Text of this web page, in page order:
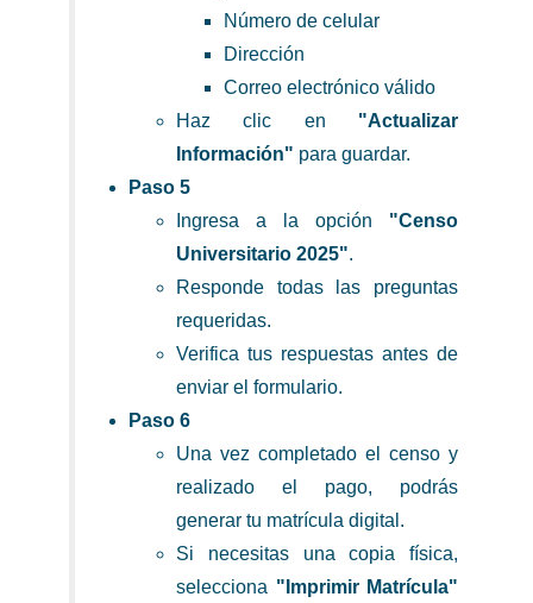
Número de celular
Dirección
Correo electrónico válido
Haz clic en "Actualizar
Información" para guardar.
Paso 5
Ingresa a la opción "Censo
Universitario 2025".
Responde todas las preguntas
requeridas.
Verifica tus respuestas antes de
enviar el formulario.
Paso 6
Una vez completado el censo y
realizado el pago, podrás
generar tu matrícula digital.
Si necesitas una copia física,
selecciona "Imprimir Matrícula"